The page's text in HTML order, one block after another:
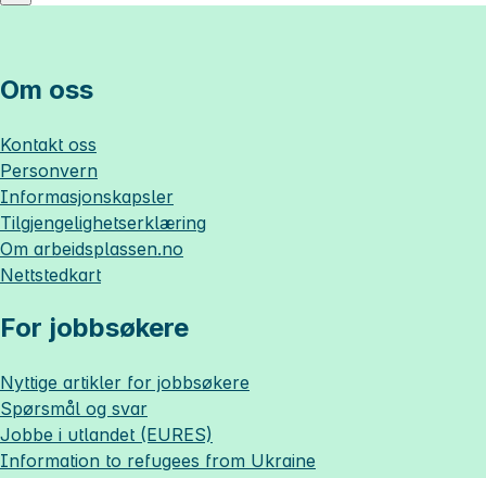
Om oss
Kontakt oss
Personvern
Informasjonskapsler
Tilgjengelighetserklæring
Om arbeidsplassen.no
Nettstedkart
For jobbsøkere
Nyttige artikler for jobbsøkere
Spørsmål og svar
Jobbe i utlandet (EURES)
Information to refugees from Ukraine